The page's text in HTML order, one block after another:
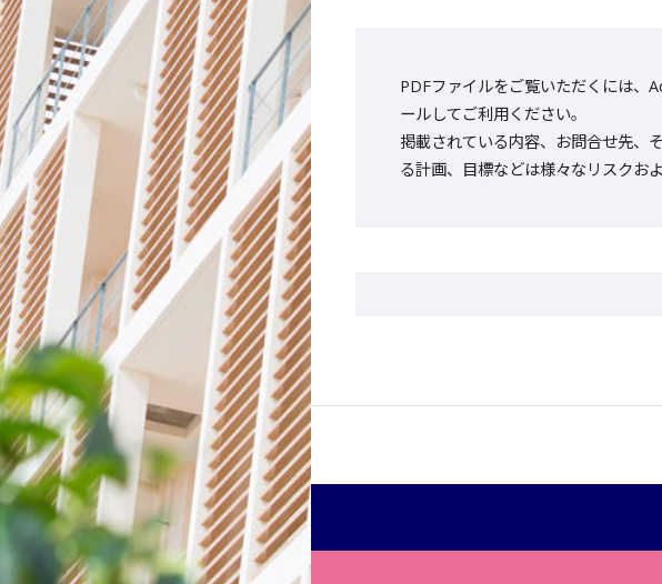
PDFファイルをご覧いただくには、
ールしてご利用ください。
掲載されている内容、お問合せ先、
る計画、目標などは様々なリスクお